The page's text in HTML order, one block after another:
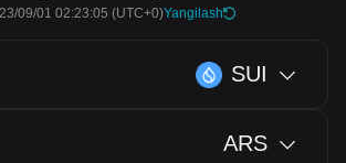
09/01 02:23:05 (UTC+0)Yangilash
SUI
ARS